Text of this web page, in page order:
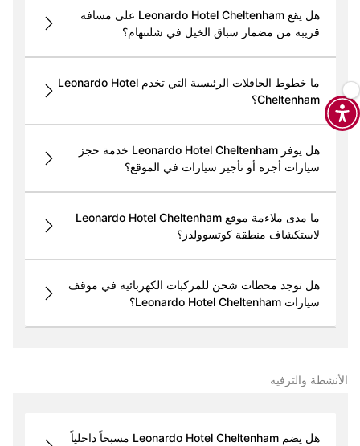
هل يقع Leonardo Hotel Cheltenham على مسافة
قريبة من مضمار سباق الخيل في شلتنهام؟
ما خطوط الحافلات الرئيسية التي تخدم Leonardo Hotel
Cheltenham؟
هل يوفر Leonardo Hotel Cheltenham خدمة حجز
سيارات أجرة أو تأجير سيارات في الموقع؟
ما مدى ملاءمة موقع Leonardo Hotel Cheltenham
لاستكشاف منطقة كوتسوولدز؟
هل توجد محطات شحن للمركبات الكهربائية في موقف
سيارات Leonardo Hotel Cheltenham؟
الأنشطة والترفيه
هل يضم Leonardo Hotel Cheltenham مسبحاً داخلياً